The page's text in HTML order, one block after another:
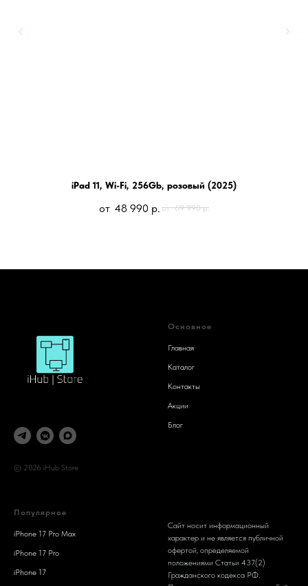
iPad 11, Wi-Fi, 256Gb, розовый (2025)
48 990 р. 69 990 р.
© 2026 iHub Store
Основное
Главная
Каталог
Контакты
Акции
Блог
Популярное
iPhone 17 Pro Max
iPhone 17 Pro
iPhone 17
Сайт носит информационный
характер и не является публичной
офертой, определяемой
положениями Статьи 437(2)
Гражданского кодекса РФ.